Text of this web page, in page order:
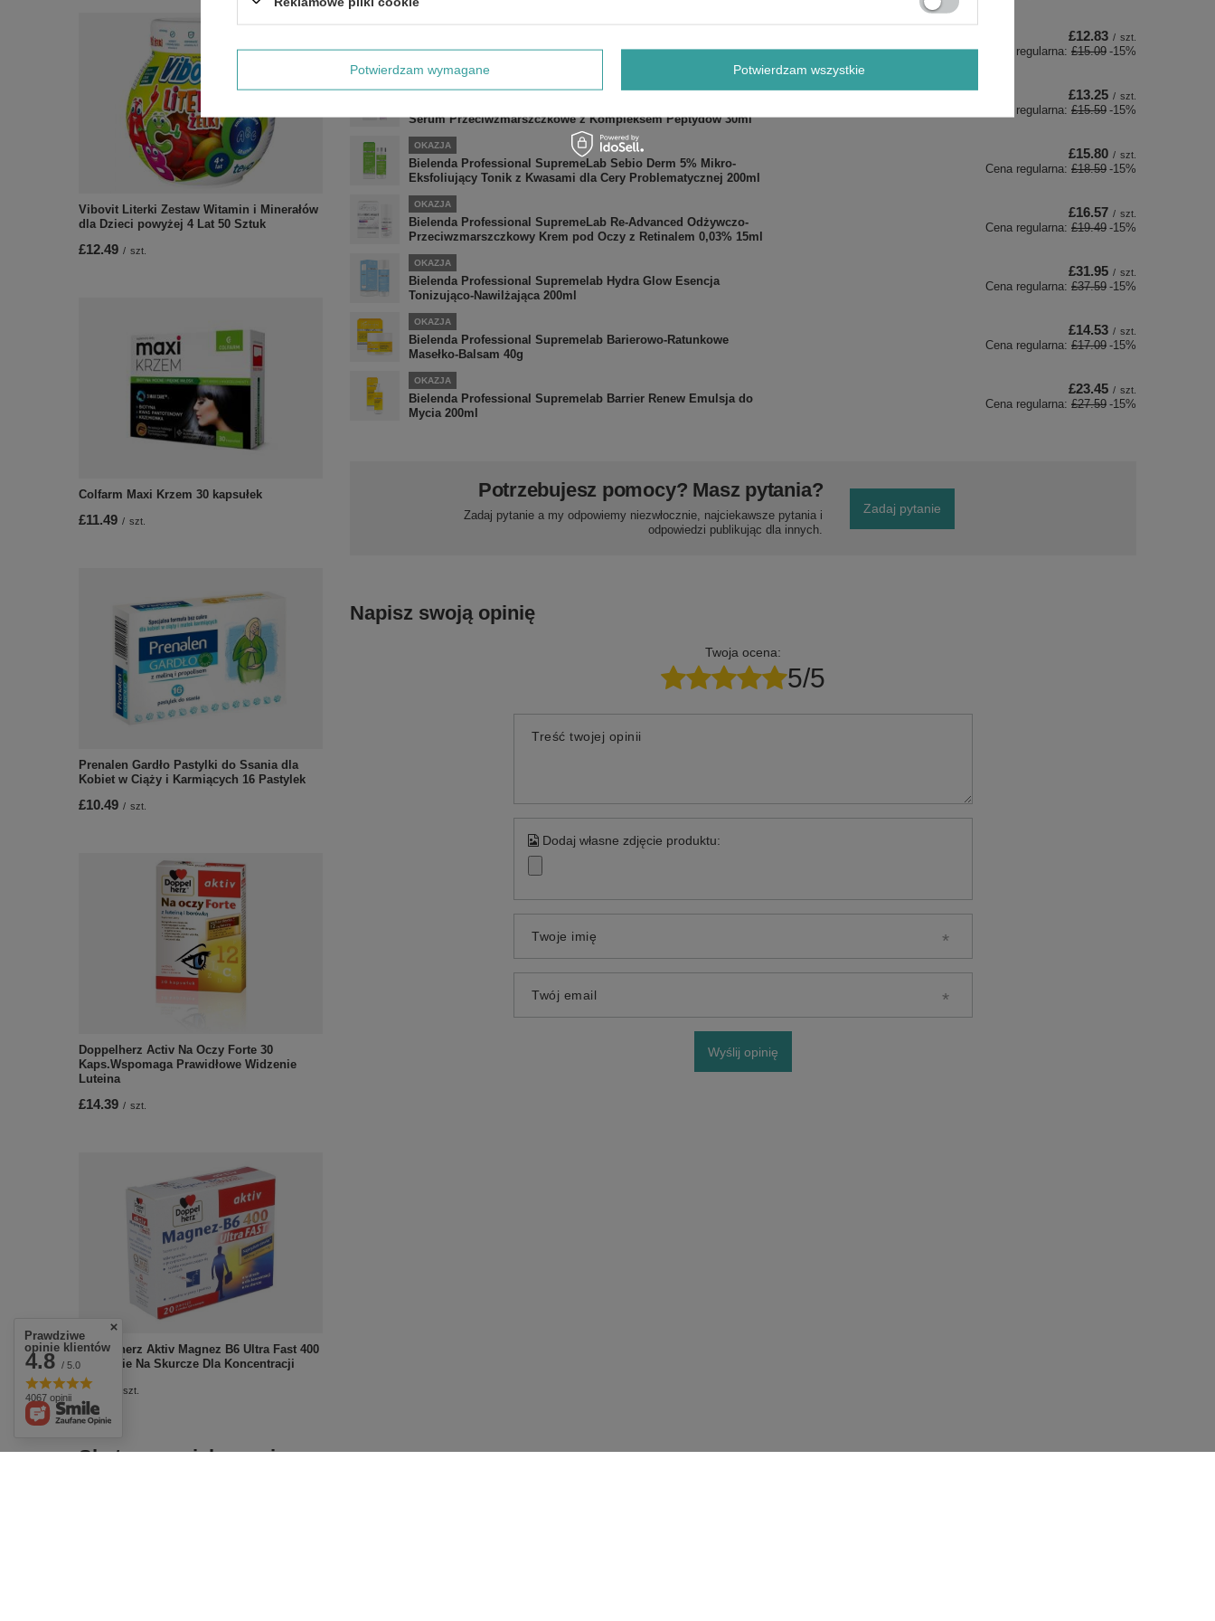
Vibovit Literki Zestaw Witamin i Minerałów
dla Dzieci powyżej 4 Lat 50 Sztuk
£12.49 / szt.
Colfarm Maxi Krzem 30 kapsułek
£11.49 / szt.
Prenalen Gardło Pastylki do Ssania dla
Kobiet w Ciąży i Karmiących 16 Pastylek
£10.49 / szt.
Doppelherz Activ Na Oczy Forte 30
Kaps.Wspomaga Prawidłowe Widzenie
Luteina
£14.39 / szt.
Doppelherz Aktiv Magnez B6 Ultra Fast 400
W Stresie Na Skurcze Dla Koncentracji
£9.49 szt.
Skuteczna pielęgnacja
£12.83 / szt.
Cena regularna: £15.09 -15%
Serum Przeciwzmarszczkowe z Kompleksem Peptydów 30ml
£13.25 / szt.
Cena regularna: £15.59 -15%
OKAZJA
Bielenda Professional SupremeLab Sebio Derm 5% Mikro-
Eksfoliujący Tonik z Kwasami dla Cery Problematycznej 200ml
£15.80 / szt.
Cena regularna: £18.59 -15%
OKAZJA
Bielenda Professional SupremeLab Re-Advanced Odżywczo-
Przeciwzmarszczkowy Krem pod Oczy z Retinalem 0,03% 15ml
£16.57 / szt.
Cena regularna: £19.49 -15%
OKAZJA
Bielenda Professional Supremelab Hydra Glow Esencja
Tonizująco-Nawilżająca 200ml
£31.95 / szt.
Cena regularna: £37.59 -15%
OKAZJA
Bielenda Professional Supremelab Barierowo-Ratunkowe
Masełko-Balsam 40g
£14.53 / szt.
Cena regularna: £17.09 -15%
OKAZJA
Bielenda Professional Supremelab Barrier Renew Emulsja do
Mycia 200ml
£23.45 / szt.
Cena regularna: £27.59 -15%
Potrzebujesz pomocy? Masz pytania?
Zadaj pytanie a my odpowiemy niezwłocznie, najciekawsze pytania i
odpowiedzi publikując dla innych.
Zadaj pytanie
Napisz swoją opinię
Twoja ocena:
5/5
Treść twojej opinii
Dodaj własne zdjęcie produktu:
Twoje imię
Twój email
Wyślij opinię
Prawdziwe
opinie klientów
4.8 / 5.0
4067 opinii
Potwierdzam wymagane Potwierdzam wszystkie